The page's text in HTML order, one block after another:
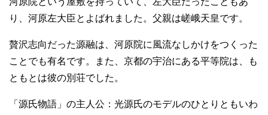
り、河原左大臣とよばれました。父親は嵯峨天皇です。
贅沢志向だった源融は、河原院に風流なしかけをつくった
ことでも有名です。また、京都の宇治にある平等院は、も
ともとは彼の別荘でした。
「源氏物語」の主人公：光源氏のモデルのひとりともいわ